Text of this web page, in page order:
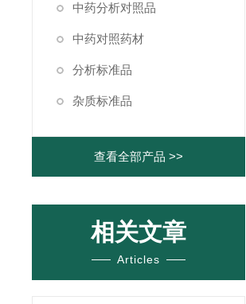
中药分析对照品
中药对照药材
分析标准品
杂质标准品
查看全部产品 >>
相关文章
Articles